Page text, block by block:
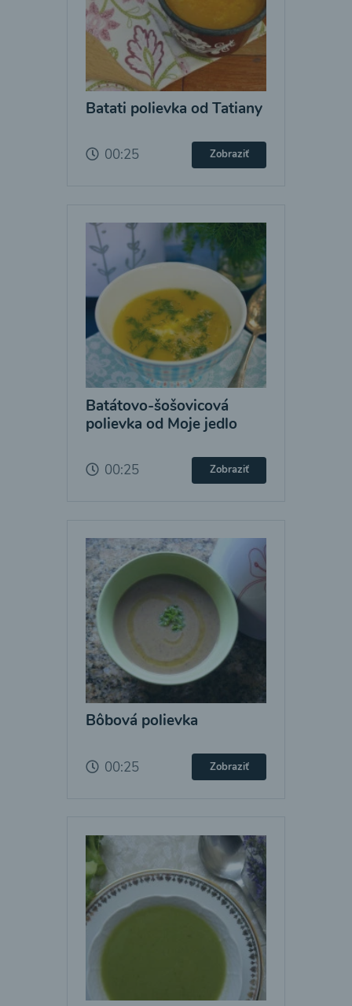
Batati polievka od Tatiany
00:25 Zobraziť
Batátovo-šošovicová
polievka od Moje jedlo
00:25 Zobraziť
Bôbová polievka
00:25 Zobraziť